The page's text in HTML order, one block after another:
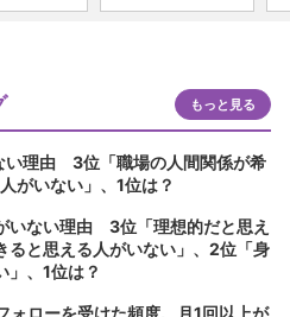
もっと見る
い理由 3位「職場の人間関係が希
がいない」、1位は？
いない理由 3位「理想的だと思え
ると思える人がいない」、2位「身
」、1位は？
ォローを受けた頻度、月1回以上が